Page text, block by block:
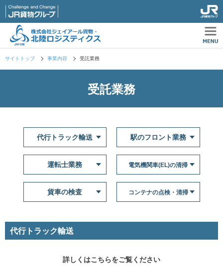
サイトトップ 事業内容 受託業務
受託業務
代行トラック輸送 駅のフロント業務
運転士業務 電気機関車(EL)の清掃
貨車の検査 コンテナの点検・清掃
代行トラック輸送
詳しくはこちらをご覧ください